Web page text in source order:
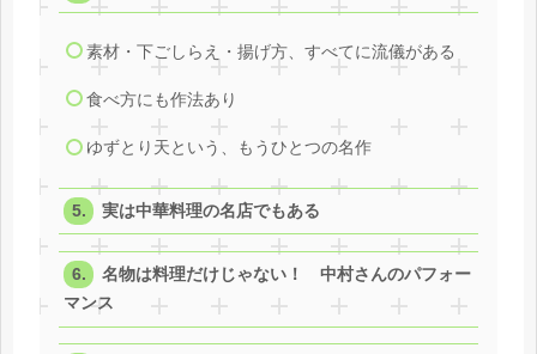
素材・下ごしらえ・揚げ方、すべてに流儀がある
食べ方にも作法あり
ゆずとり天という、もうひとつの名作
実は中華料理の名店でもある
名物は料理だけじゃない！ 中村さんのパフォー
マンス